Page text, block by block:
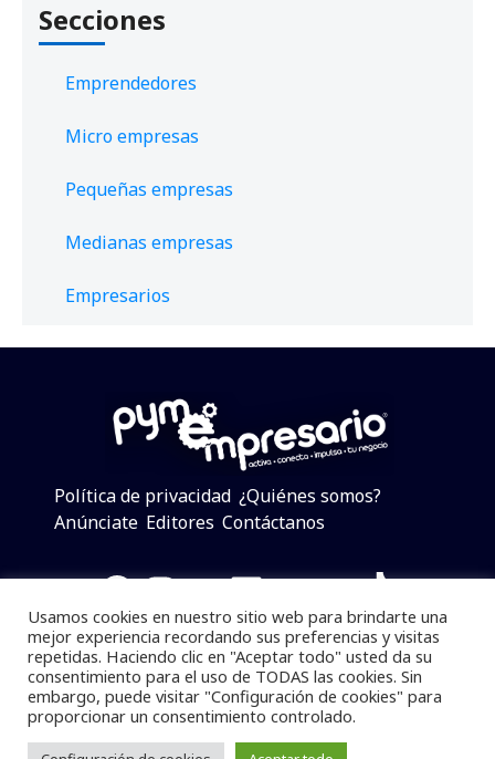
Secciones
Emprendedores
Micro empresas
Pequeñas empresas
Medianas empresas
Empresarios
Política de privacidad ¿Quiénes somos?
Anúnciate Editores Contáctanos
Facebook
Instagram
Twitter
LinkedIn
Telegram
YouTube
TikTok
Pymempresario © 2025 Todos los derechos reservados.
Se prohibe el uso de la información total o parcial sin
dar referencia a la fuente.
Usamos cookies en nuestro sitio web para brindarte una
mejor experiencia recordando sus preferencias y visitas
repetidas. Haciendo clic en "Aceptar todo" usted da su
consentimiento para el uso de TODAS las cookies. Sin
embargo, puede visitar "Configuración de cookies" para
proporcionar un consentimiento controlado.